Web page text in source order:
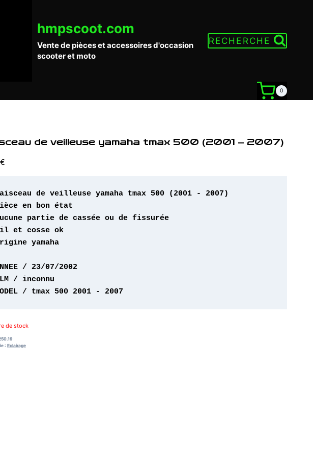
hmpscoot.com
Vente de pièces et accessoires d'occasion
scooter et moto
RECHERCHE
0
de veilleuse yamaha tmax 500 (2001 – 2007)
€
yamaha
/ tmax 500 2001 - 2007
de stock
: Eclairage